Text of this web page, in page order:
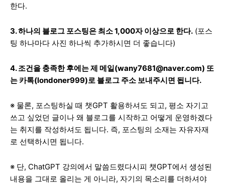
한다.
3. 하나의 블로그 포스팅은 최소 1,000자 이상으로 한다. (포스
팅 하나마다 사진 하나씩 추가하시면 더 좋습니다)
4. 조건을 충족한 후에는 제 메일(wany7681@naver.com) 또
는 카톡(londoner999)로 블로그 주소 보내주시면 됩니다.
※ 물론, 포스팅하실 때 챗GPT 활용하셔도 되고, 평소 자기고
쓰고 싶었던 글이나 왜 블로그를 시작하고 어떻게 운영하겠다
는 취지를 작성하셔도 됩니다. 즉, 포스팅의 소재는 자유자재
로 선택하시면 됩니다.
※ 단, ChatGPT 강의에서 말씀드렸다시피 챗GPT에서 생성된
내용을 그대로 올리는 게 아니라, 자기의 목소리를 더하셔야